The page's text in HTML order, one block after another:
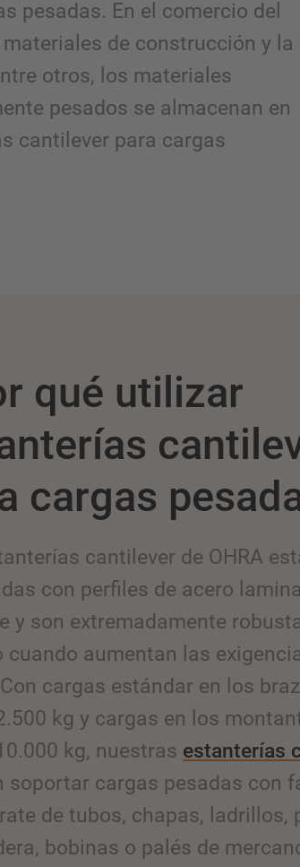
pesadas. En el comercio del
de construcción y la
otros, los materiales
pesados se almacenan en
cantilever para cargas
qué utilizar
cargas
cantilever de OHRA
con perfiles de acero
y son extremadamente
cuando aumentan las
cargas estándar en los
kg y cargas en los
kg, nuestras estanterías
soportar cargas pesadas con
de tubos, chapas, ladrillos,
bobinas o palés de